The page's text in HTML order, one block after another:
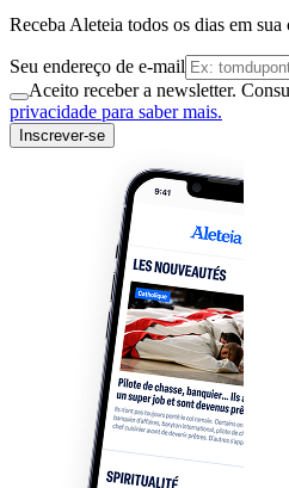
Receba Aleteia todos os dias em sua
Seu endereço de e-mail
Aceito receber a newsletter.
privacidade para saber mais.
Inscrever-se